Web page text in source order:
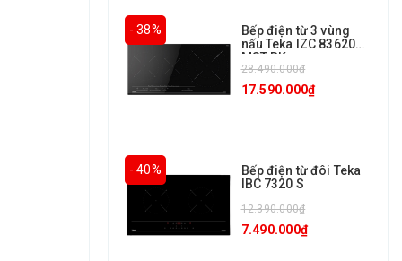
- 38%
Bếp điện từ 3 vùng
nấu Teka IZC 83620
MST BK
28.490.000₫
17.590.000₫
- 40%
Bếp điện từ đôi Teka
IBC 7320 S
12.390.000₫
7.490.000₫